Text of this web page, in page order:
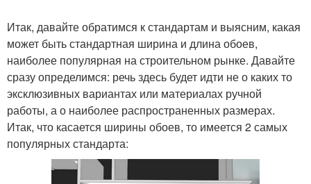
Итак, давайте обратимся к стандартам и выясним, какая
может быть стандартная ширина и длина обоев,
наиболее популярная на строительном рынке. Давайте
сразу определимся: речь здесь будет идти не о каких то
эксклюзивных вариантах или материалах ручной
работы, а о наиболее распространенных размерах.
Итак, что касается ширины обоев, то имеется 2 самых
популярных стандарта: